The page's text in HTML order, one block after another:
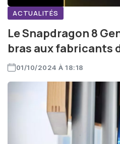
ACTUALITÉS
Le Snapdragon 8
bras aux fabricants
01/10/2024 À 18:18